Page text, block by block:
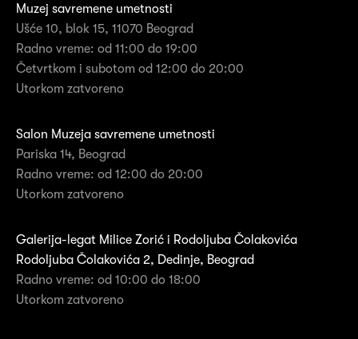
Muzej savremene umetnosti
Ušće 10, blok 15, 11070 Beograd
Radno vreme: od 11:00 do 19:00
Četvrtkom i subotom od 12:00 do 20:00
Utorkom zatvoreno
Salon Muzeja savremene umetnosti
Pariska 14, Beograd
Radno vreme: od 12:00 do 20:00
Utorkom zatvoreno
Galerija-legat Milice Zorić i Rodoljuba Čolakovića
Rodoljuba Čolakovića 2, Dedinje, Beograd
Radno vreme: od 10:00 do 18:00
Utorkom zatvoreno